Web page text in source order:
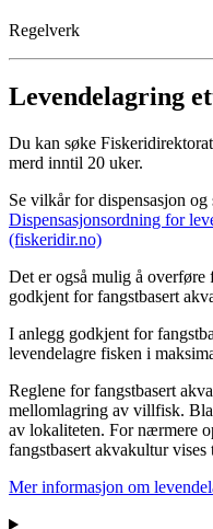
Regelverk
Levendelagring
Du kan søke
merd inntil 20 uker.
Se vilkår for dispensasjon
Dispensasjonsordning for
(fiskeridir.no)
Det er også mulig å
godkjent for fangstbasert
I anlegg godkjent for
levendelagre fisken i
Reglene for fangstbasert
mellomlagring av villfisk.
av lokaliteten. For nærmere
fangstbasert akvakultur
Mer informasjon om